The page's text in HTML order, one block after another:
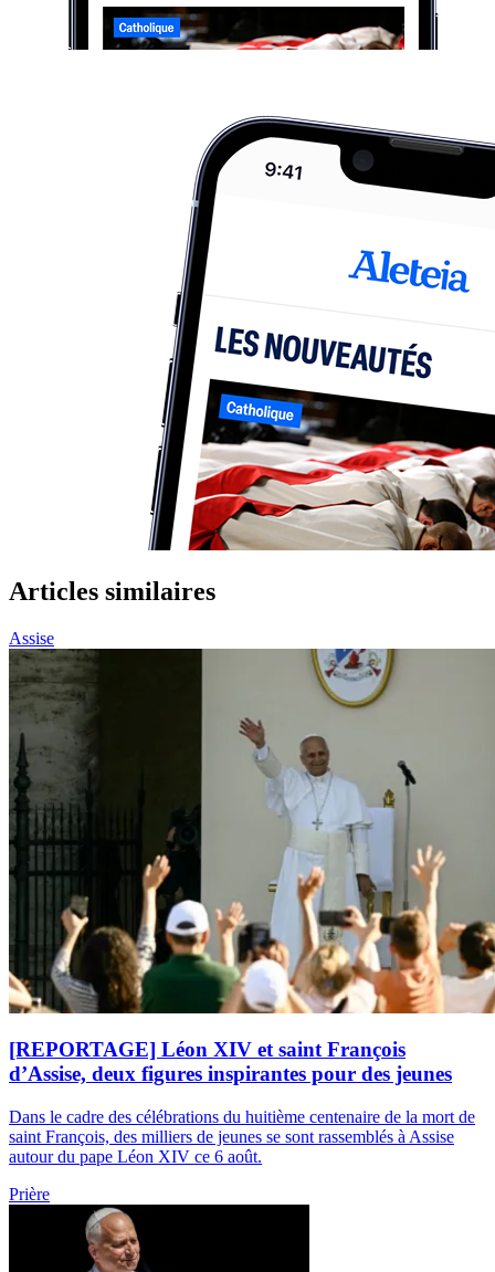
Articles similaires
Assise
[REPORTAGE] Léon XIV et saint François
d’Assise, deux figures inspirantes pour des jeunes
Dans le cadre des célébrations du huitième centenaire de la mort de
saint François, des milliers de jeunes se sont rassemblés à Assise
autour du pape Léon XIV ce 6 août.
Prière